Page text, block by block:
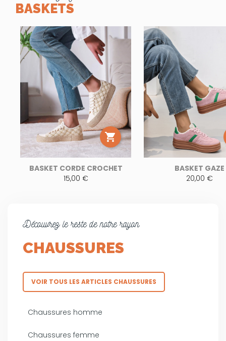
BASKETS

BASKET CORDE CROCHET
15,00 €
BASKET GAZE
20,00 €
Découvrez le reste de notre rayon
CHAUSSURES
VOIR TOUS LES ARTICLES CHAUSSURES
Chaussures homme
Chaussures femme